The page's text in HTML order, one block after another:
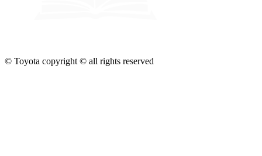
© Toyota copyright © all rights reserved